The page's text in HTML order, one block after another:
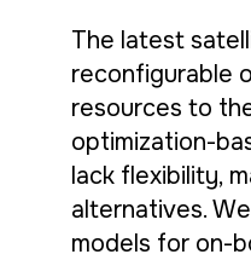
The latest
reconfigurable
resources to
optimization-
lack flexibility,
alternatives.
models for on-